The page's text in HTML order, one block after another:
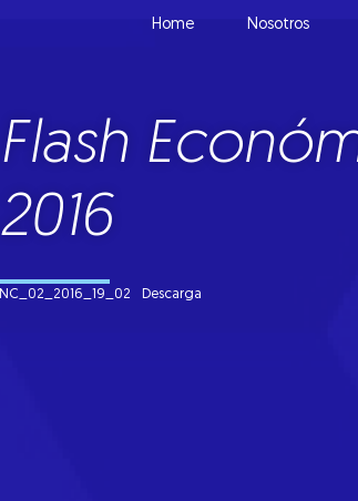
Home Nosotros
Flash
2016
NC_02_2016_19_02 Descarga